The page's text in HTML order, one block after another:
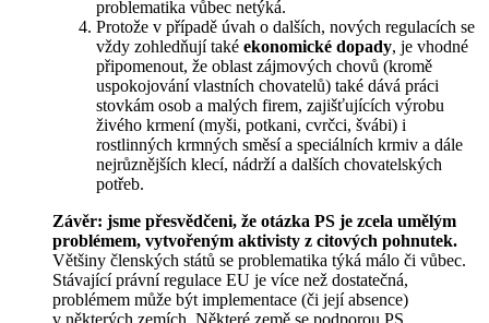
problematika vůbec netýká.
Protože v případě úvah o dalších, nových regulacích se
vždy zohledňují také ekonomické dopady, je vhodné
připomenout, že oblast zájmových chovů (kromě
uspokojování vlastních chovatelů) také dává práci
stovkám osob a malých firem, zajišťujících výrobu
živého krmení (myši, potkani, cvrčci, švábi) i
rostlinných krmných směsí a speciálních krmiv a dále
nejrůznějších klecí, nádrží a dalších chovatelských
potřeb.
Závěr: jsme přesvědčeni, že otázka PS je zcela umělým
problémem, vytvořeným aktivisty z citových pohnutek.
Většiny členských států se problematika týká málo či vůbec.
Stávající právní regulace EU je více než dostatečná,
problémem může být implementace (či její absence)
v některých zemích. Některé země se podporou PS